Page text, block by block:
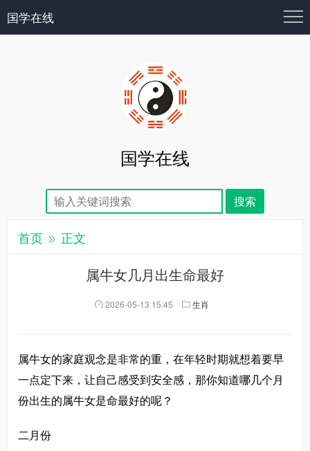
国学在线
国学在线
首页 正文
属牛女几月出生命最好
2026-05-13 15:45 生肖
属牛女的家庭观念是非常的重，在年轻时期就想着要早
一点定下来，让自己感受到安全感，那你知道哪几个月
份出生的属牛女是命最好的呢？
二月份